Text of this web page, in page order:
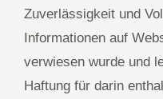
Zuverlässigkeit und
Informationen auf
verwiesen wurde und
Haftung für darin